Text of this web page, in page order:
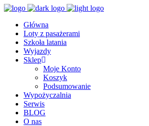
Główna
Loty z pasażerami
Szkoła latania
Wyjazdy
Sklep
Moje Konto
Koszyk
Podsumowanie
Wypożyczalnia
Serwis
BLOG
O nas